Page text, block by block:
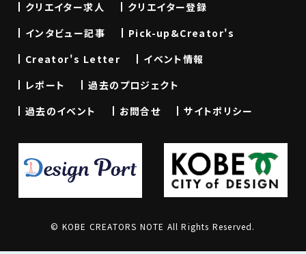
クリエイター求人
クリエイター登録
インタビュー記事
Pick-up&Creator's
Creator's Letter
イベント情報
レポート
過去のプロジェクト
過去のイベント
お問合せ サイトポリシー
© KOBE CREATORS NOTE All Rights Reserved.